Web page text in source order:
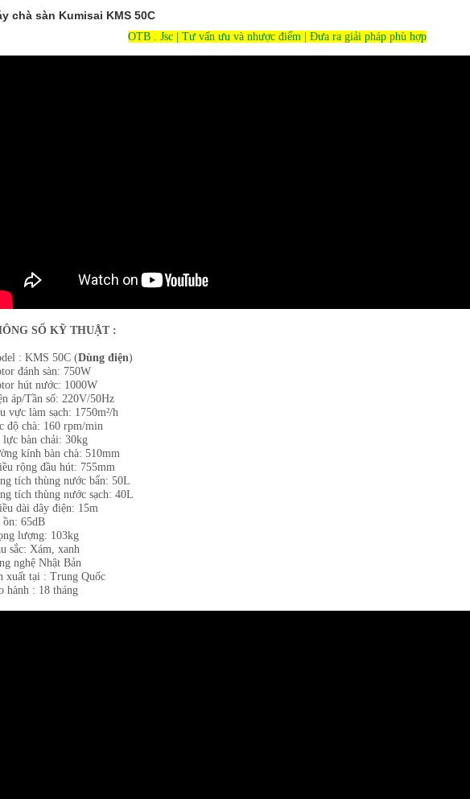
chà sàn Kumisai KMS 50C
OTB . Jsc | Tư vấn ưu và nhược điểm | Đưa ra giải pháp phù hợp
SỐ KỸ THUẬT :
: KMS 50C (Dùng điện)
đánh sàn: 750W
hút nước: 1000W
áp/Tần số: 220V/50Hz
vực làm sạch: 1750m²/h
độ chà: 160 rpm/min
lực bàn chải: 30kg
kính bàn chà: 510mm
rộng đầu hút: 755mm
tích thùng nước bẩn: 50L
tích thùng nước sạch: 40L
dài dây điện: 15m
65dB
lượng: 103kg
sắc: Xám, xanh
nghệ Nhật Bản
xuất tại : Trung Quốc
hành : 18 tháng​